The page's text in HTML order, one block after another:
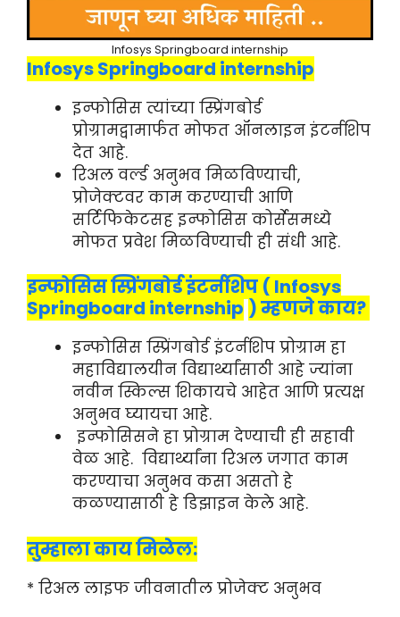
Infosys Springboard internship
Infosys Springboard internship
इन्फोसिस त्यांच्या स्प्रिंगबोर्ड
प्रोग्रामद्वामार्फत मोफत ऑनलाइन इंटर्नशिप
देत आहे.
रिअल वर्ल्ड अनुभव मिळविण्याची,
प्रोजेक्टवर काम करण्याची आणि
सर्टिफिकेटसह इन्फोसिस कोर्सेसमध्ये
मोफत प्रवेश मिळविण्याची ही संधी आहे.
इन्फोसिस स्प्रिंगबोर्ड इंटर्नशिप ( Infosys
Springboard internship ) म्हणजे काय?
इन्फोसिस स्प्रिंगबोर्ड इंटर्नशिप प्रोग्राम हा
महाविद्यालयीन विद्यार्थ्यांसाठी आहे ज्यांना
नवीन स्किल्स शिकायचे आहेत आणि प्रत्यक्ष
अनुभव घ्यायचा आहे.
इन्फोसिसने हा प्रोग्राम देण्याची ही सहावी
वेळ आहे. विद्यार्थ्यांना रिअल जगात काम
करण्याचा अनुभव कसा असतो हे
कळण्यासाठी हे डिझाइन केले आहे.
तुम्हाला काय मिळेल:
* रिअल लाइफ जीवनातील प्रोजेक्ट अनुभव